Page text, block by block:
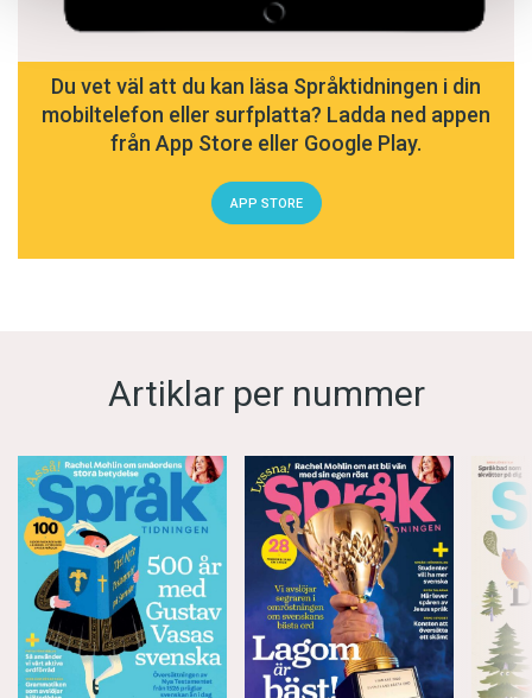
Du vet väl att du kan läsa Språktidningen i din
mobiltelefon eller surfplatta? Ladda ned appen
från App Store eller Google Play.
APP STORE
Artiklar per nummer